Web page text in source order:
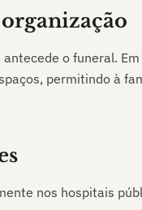
organização
o funeral. Em
permitindo à
nos hospitais